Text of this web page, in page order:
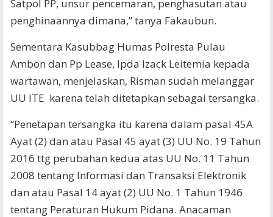
Satpol PP, unsur pencemaran, penghasutan atau
penghinaannya dimana,’’ tanya Fakaubun.
Sementara Kasubbag Humas Polresta Pulau
Ambon dan Pp Lease, Ipda Izack Leitemia kepada
wartawan, menjelaskan, Risman sudah melanggar
UU ITE karena telah ditetapkan sebagai tersangka.
“Penetapan tersangka itu karena dalam pasal 45A
Ayat (2) dan atau Pasal 45 ayat (3) UU No. 19 Tahun
2016 ttg perubahan kedua atas UU No. 11 Tahun
2008 tentang Informasi dan Transaksi Elektronik
dan atau Pasal 14 ayat (2) UU No. 1 Tahun 1946
tentang Peraturan Hukum Pidana. Anacaman